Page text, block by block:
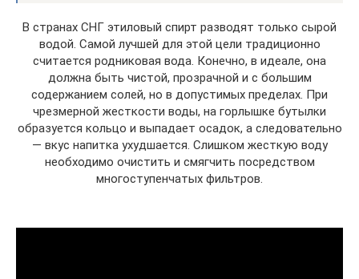
В странах СНГ этиловый спирт разводят только сырой
водой. Самой лучшей для этой цели традиционно
считается родниковая вода. Конечно, в идеале, она
должна быть чистой, прозрачной и с большим
содержанием солей, но в допустимых пределах. При
чрезмерной жесткости воды, на горлышке бутылки
образуется кольцо и выпадает осадок, а следовательно
— вкус напитка ухудшается. Слишком жесткую воду
необходимо очистить и смягчить посредством
многоступенчатых фильтров.